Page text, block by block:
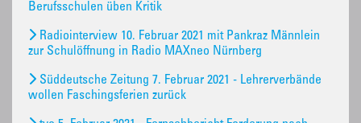
Berufsschulen üben Kritik
Radiointerview 10. Februar 2021 mit Pankraz Männlein
zur Schulöffnung in Radio MAXneo Nürnberg
Süddeutsche Zeitung 7. Februar 2021 - Lehrerverbände
wollen Faschingsferien zurück